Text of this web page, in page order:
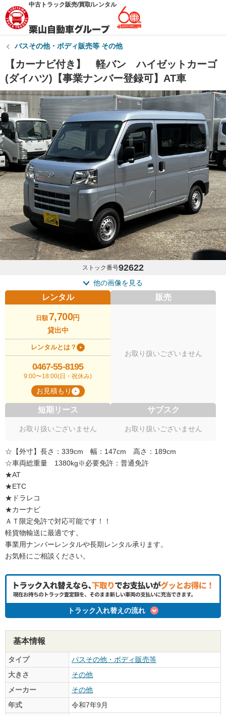
中古トラック販売/買取/レンタル
バスその他・ボディ販売等 その他
【カーナビ付き】 軽バン ハイゼットカーゴ
(ダイハツ)【事業ナンバー登録可】AT車
ストック番号92622
他の画像を見る
レンタル
日額7,700円
貸出中
レンタルとは？
0467-55-8195
9:00〜18:00(日・祝休み)
お見積もり
販売
お取り扱いございません
短期リース
お取り扱いございません
サブスク
お取り扱いございません
☆【外寸】長さ：339cm 幅：147cm 高さ：189cm
☆車両総重量 1380kg※必要免許：普通免許
★AT
★ETC
★ドラレコ
★カーナビ
ＡＴ限定免許で対応可能です！！
軽貨物輸送に最適です。
事業用ナンバーレンタルや長期レンタル承ります。
お気軽にご相談ください。
トラック入れ替えの流れ
基本情報
タイプ
バスその他・ボディ販売等
大きさ
その他
メーカー
その他
年式
令和7年9月